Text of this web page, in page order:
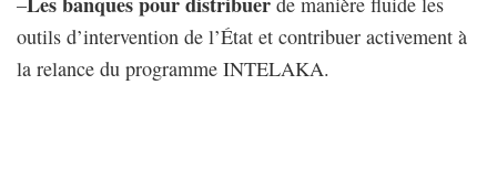
outils d’intervention de l’État et contribuer activement à
la relance du programme INTELAKA.